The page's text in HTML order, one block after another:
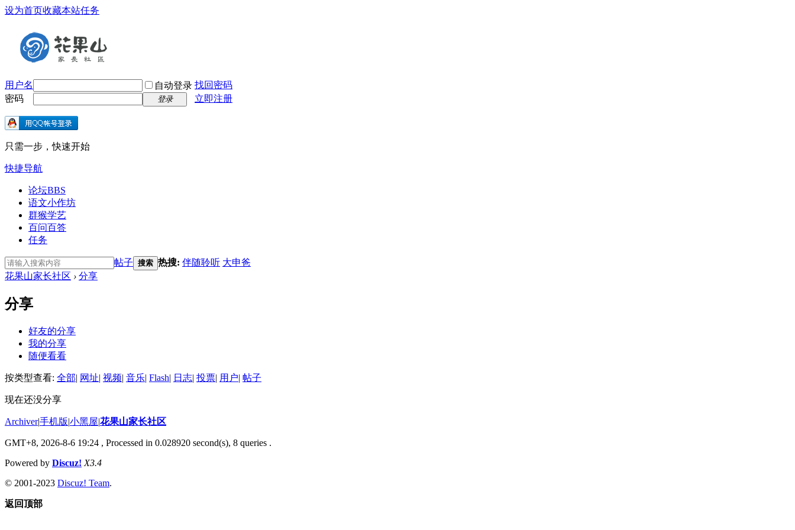
设为首页收藏本站任务
用户名 自动登录 找回密码
密码
登录 立即注册
只需一步，快速开始
快捷导航
论坛BBS
语文小作坊
群猴学艺
百问百答
任务
帖子 搜索 热搜: 伴随聆听 大申爸
花果山家长社区 › 分享
分享
好友的分享
我的分享
随便看看
按类型查看: 全部| 网址| 视频| 音乐| Flash| 日志| 投票| 用户| 帖子
现在还没分享
Archiver|手机版|小黑屋|花果山家长社区
GMT+8, 2026-8-6 19:24 , Processed in 0.028920 second(s), 8 queries .
Powered by Discuz! X3.4
© 2001-2023 Discuz! Team.
返回顶部